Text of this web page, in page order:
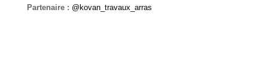
Partenaire : @kovan_travaux_arras